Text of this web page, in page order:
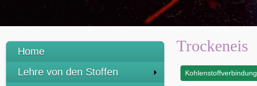
Home
Lehre von den Stoffen
Trockeneis
Kohlenstoffverbindung